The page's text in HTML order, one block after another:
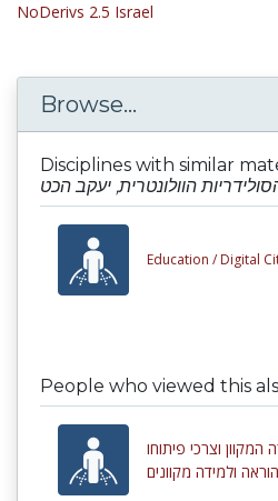
NoDerivs 2.5 Israel
Browse...
Disciplines with similar
הוולונטרית, יעקב הכט
Education / Digital
People who viewed this
וצרכי פיתוחו
ולמידה מקוונים